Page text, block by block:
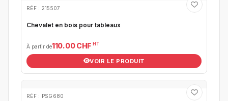
RÉF : 215507
Chevalet en bois pour tableaux
À partir de110.00 CHF HT
VOIR LE PRODUIT
RÉF : PSG680